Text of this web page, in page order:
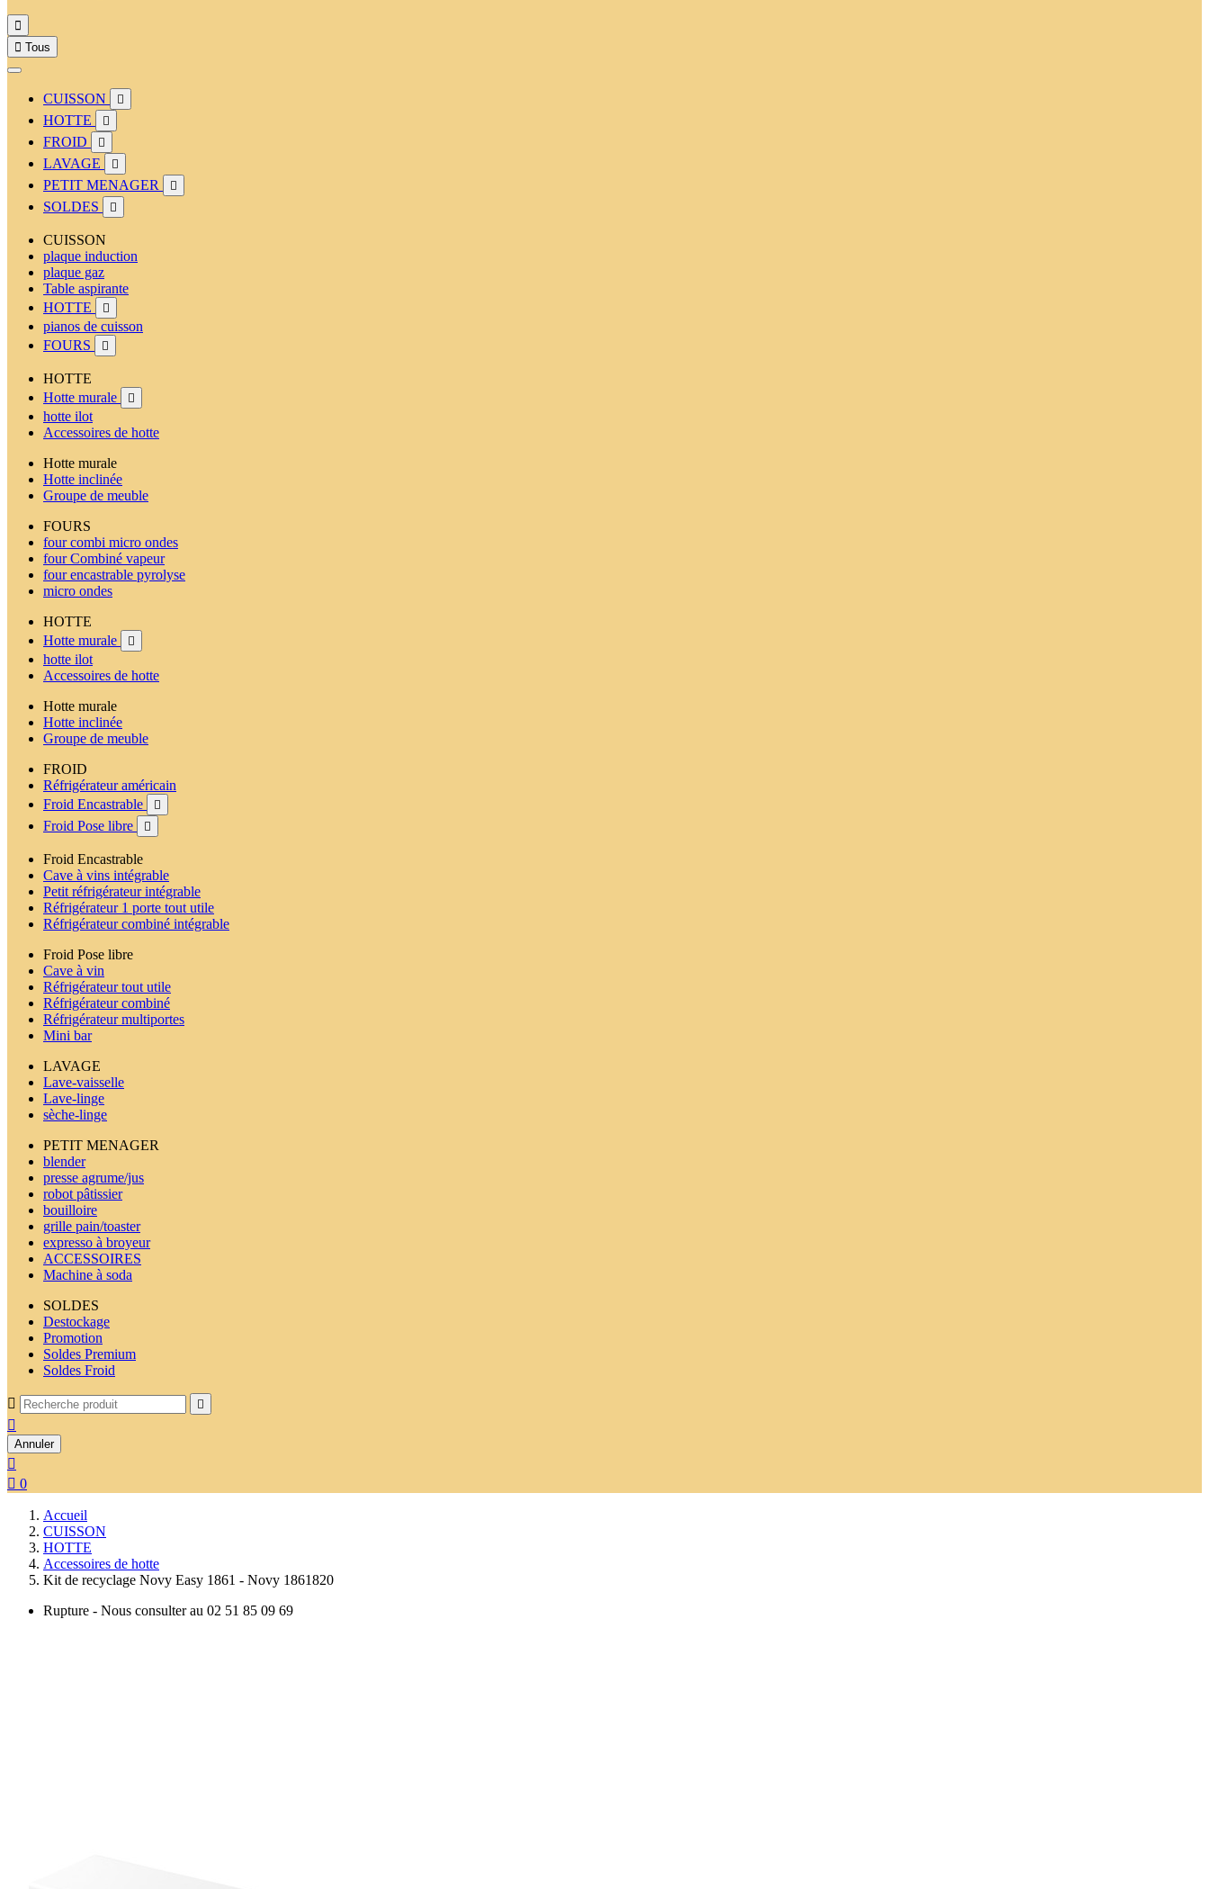

 Tous
CUISSON 
HOTTE 
FROID 
LAVAGE 
PETIT MENAGER 
SOLDES 
CUISSON
plaque induction
plaque gaz
Table aspirante
HOTTE

pianos de cuisson
FOURS

HOTTE
Hotte murale

hotte ilot
Accessoires de hotte
Hotte murale
Hotte inclinée
Groupe de meuble
FOURS
four combi micro ondes
four Combiné vapeur
four encastrable pyrolyse
micro ondes
HOTTE
Hotte murale

hotte ilot
Accessoires de hotte
Hotte murale
Hotte inclinée
Groupe de meuble
FROID
Réfrigérateur américain
Froid Encastrable

Froid Pose libre 
Froid Encastrable
Cave à vins intégrable
Petit réfrigérateur intégrable
Réfrigérateur 1 porte tout utile
Réfrigérateur combiné intégrable
Froid Pose libre
Cave à vin
Réfrigérateur tout utile
Réfrigérateur combiné
Réfrigérateur multiportes
Mini bar
LAVAGE
Lave-vaisselle
Lave-linge
sèche-linge
PETIT MENAGER
blender
presse agrume/jus
robot pâtissier
bouilloire
grille pain/toaster
expresso à broyeur
ACCESSOIRES
Machine à soda
SOLDES
Destockage
Promotion
Soldes Premium
Soldes Froid
 

Annuler

 0
Accueil
CUISSON
HOTTE
Accessoires de hotte
Kit de recyclage Novy Easy 1861 - Novy 1861820
Rupture - Nous consulter au 02 51 85 09 69